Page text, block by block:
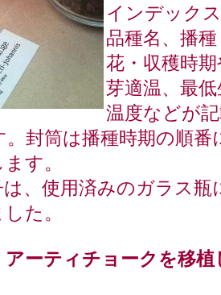
インデック
品種名、播
花・収穫時
芽適温、最低
温度などが
封筒は播種時期の順番
す。
は、使用済みのガラス瓶
た。
アーティチョークを移植